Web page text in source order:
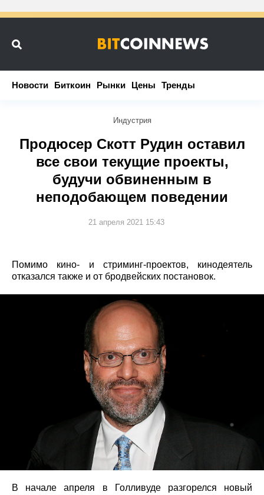
Новости Биткоин Рынки Цены Тренды
Новости Биткоин Рынки Цены Тренды
Индустрия
Продюсер Скотт Рудин оставил
все свои текущие проекты,
будучи обвиненным в
неподобающем поведении
21 апреля 2021 15:43
Помимо кино- и стриминг-проектов, кинодеятель
отказался также и от бродвейских постановок.
В начале апреля в Голливуде разгорелся новый